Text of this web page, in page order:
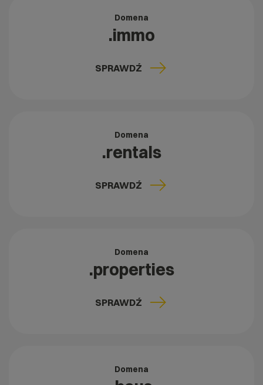
Domena
.immo
SPRAWDŹ
Domena
.rentals
SPRAWDŹ
Domena
.properties
SPRAWDŹ
Domena